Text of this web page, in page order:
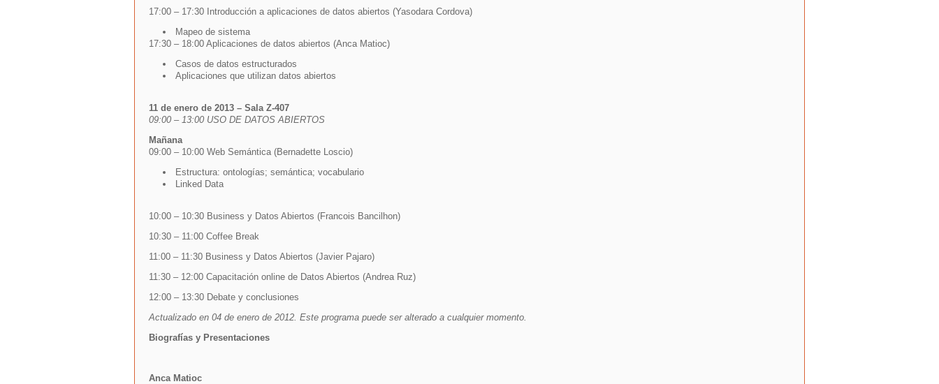
17:00 – 17:30 Introducción a aplicaciones de datos abiertos (Yasodara Cordova)
Mapeo de sistema
17:30 – 18:00 Aplicaciones de datos abiertos (Anca Matioc)
Casos de datos estructurados
Aplicaciones que utilizan datos abiertos
11 de enero de 2013 – Sala Z-407
09:00 – 13:00 USO DE DATOS ABIERTOS
Mañana
09:00 – 10:00 Web Semántica (Bernadette Loscio)
Estructura: ontologías; semántica; vocabulario
Linked Data
10:00 – 10:30 Business y Datos Abiertos (Francois Bancilhon)
10:30 – 11:00 Coffee Break
11:00 – 11:30 Business y Datos Abiertos (Javier Pajaro)
11:30 – 12:00 Capacitación online de Datos Abiertos (Andrea Ruz)
12:00 – 13:30 Debate y conclusiones
Actualizado en 04 de enero de 2012. Este programa puede ser alterado a cualquier momento.
Biografías y Presentaciones
Anca Matioc